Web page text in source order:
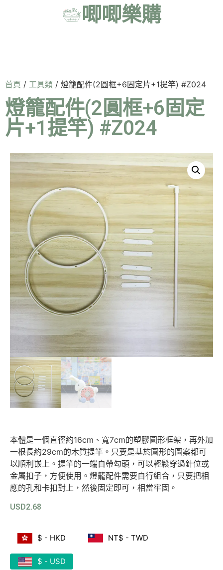
唧唧樂購
首頁 / 工具類 / 燈籠配件(2圓框+6固定片+1提竿) #Z024
燈籠配件(2圓框+6固定
片+1提竿) #Z024
本體是一個直徑約16cm、寬7cm的塑膠圓形框架，再外加
一根長約29cm的木質提竿。只要是基於圓形的圖案都可
以順利嵌上。提竿的一端自帶勾頭，可以輕鬆穿過針位或
金屬扣子，方便使用。燈籠配件需要自行組合，只要把相
應的孔和卡扣對上，然後固定即可，相當牢固。
USD2.68
$ - HKD NT$ - TWD
$ - USD